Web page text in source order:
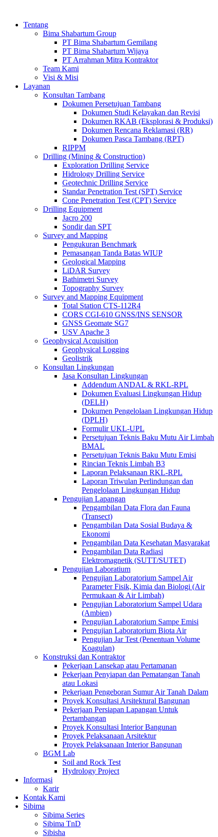
Tentang
Bima Shabartum Group
PT Bima Shabartum Gemilang
PT Bima Shabartum Wijaya
PT Arrahman Mitra Kontraktor
Team Kami
Visi & Misi
Layanan
Konsultan Tambang
Dokumen Persetujuan Tambang
Dokumen Studi Kelayakan dan Revisi
Dokumen RKAB (Eksplorasi & Produksi)
Dokumen Rencana Reklamasi (RR)
Dokumen Pasca Tambang (RPT)
RIPPM
Drilling (Mining & Construction)
Exploration Drilling Service
Hidrology Drilling Service
Geotechnic Drilling Service
Standar Penetration Test (SPT) Service
Cone Penetration Test (CPT) Service
Drilling Equipment
Jacro 200
Sondir dan SPT
Survey and Mapping
Pengukuran Benchmark
Pemasangan Tanda Batas WIUP
Geological Mapping
LiDAR Survey
Bathimetri Survey
Topography Survey
Survey and Mapping Equipment
Total Station CTS-112R4
CORS CGI-610 GNSS/INS SENSOR
GNSS Geomate SG7
USV Apache 3
Geophysical Acquisition
Geophysical Logging
Geolistrik
Konsultan Lingkungan
Jasa Konsultan Lingkungan
Addendum ANDAL & RKL-RPL
Dokumen Evaluasi Lingkungan Hidup
(DELH)
Dokumen Pengelolaan Lingkungan Hidup
(DPLH)
Formulir UKL-UPL
Persetujuan Teknis Baku Mutu Air Limbah
BMAL
Persetujuan Teknis Baku Mutu Emisi
Rincian Teknis Limbah B3
Laporan Pelaksanaan RKL-RPL
Laporan Triwulan Perlindungan dan
Pengelolaan Lingkungan Hidup
Pengujian Lapangan
Pengambilan Data Flora dan Fauna
(Transect)
Pengambilan Data Sosial Budaya &
Ekonomi
Pengambilan Data Kesehatan Masyarakat
Pengambilan Data Radiasi
Elektromagnetik (SUTT/SUTET)
Pengujian Laboratium
Pengujian Laboratorium Sampel Air
Parameter Fisik, Kimia dan Biologi (Air
Permukaan & Air Limbah)
Pengujian Laboratorium Sampel Udara
(Ambien)
Pengujian Laboratorium Sampe Emisi
Pengujian Laboratorium Biota Air
Pengujian Jar Test (Penentuan Volume
Koagulan)
Konstruksi dan Kontraktor
Pekerjaan Lansekap atau Pertamanan
Pekerjaan Penyiapan dan Pematangan Tanah
atau Lokasi
Pekerjaan Pengeboran Sumur Air Tanah Dalam
Proyek Konsultasi Arsitektural Bangunan
Pekerjaan Persiapan Lapangan Untuk
Pertambangan
Proyek Konsultasi Interior Bangunan
Proyek Pelaksanaan Arsitektur
Proyek Pelaksanaan Interior Bangunan
BGM Lab
Soil and Rock Test
Hydrology Project
Informasi
Karir
Kontak Kami
Sibima
Sibima Series
Sibima TnD
Sibisha